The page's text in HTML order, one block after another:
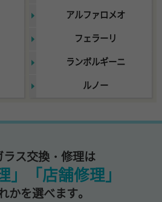
アルファロメオ
フェラーリ
ランボルギーニ
ルノー
ラス交換・修理は
」「店舗修理」
かを選べます。